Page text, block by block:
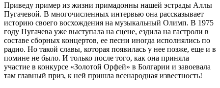
Приведу пример из жизни примадонны нашей эстрады Аллы
Пугачевой. В многочисленных интервью она рассказывает
историю своего восхождения на музыкальный Олимп. В 1975
году Пугачева уже выступала на сцене, ездила на гастроли в
составе сборных концертов, ее песни иногда исполнялись по
радио. Но такой славы, которая появилась у нее позже, еще и в
помине не было. И только после того, как она приняла
участие в конкурсе «Золотой Орфей» в Болгарии и завоевала
там главный приз, к ней пришла всенародная известность!